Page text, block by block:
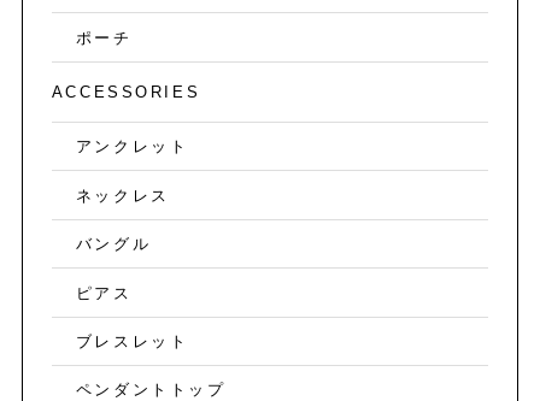
ポーチ
ACCESSORIES
アンクレット
ネックレス
バングル
ピアス
ブレスレット
ペンダントトップ